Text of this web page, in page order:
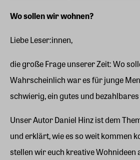
Wo sollen wir wohnen?
Liebe Leser:innen,
die große Frage unserer Zeit: Wo
Wahrscheinlich war es für junge
schwierig, ein gutes und
Unser Autor Daniel Hinz ist dem
und erklärt, wie es so weit kommen
stellen wir euch kreative Wohnideen